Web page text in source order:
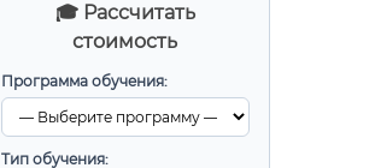
🎓 Рассчитать
стоимость
Программа обучения:
Тип обучения: